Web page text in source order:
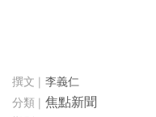
李義仁
焦點新聞